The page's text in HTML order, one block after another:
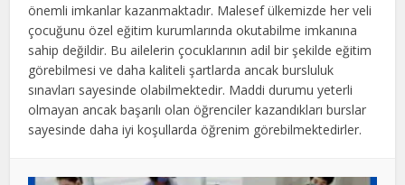
önemli imkanlar kazanmaktadır. Malesef ülkemizde her veli
çocuğunu özel eğitim kurumlarında okutabilme imkanına
sahip değildir. Bu ailelerin çocuklarının adil bir şekilde eğitim
görebilmesi ve daha kaliteli şartlarda ancak bursluluk
sınavları sayesinde olabilmektedir. Maddi durumu yeterli
olmayan ancak başarılı olan öğrenciler kazandıkları burslar
sayesinde daha iyi koşullarda öğrenim görebilmektedirler.